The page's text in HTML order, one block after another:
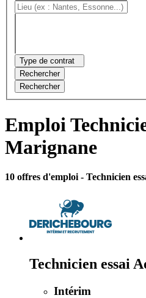
Type de contrat
Rechercher
Rechercher
Emploi
Marignane
10 offres d'emploi - Technicien
Technicien essai
Intérim